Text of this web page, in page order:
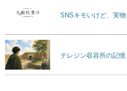
SNSキモいけど、実
テレジン収容所の記憶